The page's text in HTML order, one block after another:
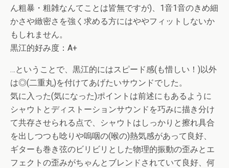
ん粗暴・粗雑なんてことは皆無ですが)、1音1音のきめ細
かさや緻密さを強く求める方にはややフィットしないか
もしれません。
黒江的好み度：A+
…ということで、黒江的にはスピード感(も惜しい！)以外
は◎(二重丸)を付けてあげたいサウンドでした。
気に入った(気になった)ポイントは前述にもあるように
シャウトとディストーションサウンドを巧みに描き分け
て共存させられる点で、シャウトはしっかりと擦れ具合
を出しつつも唸りや嗚咽の(喉の)熱気感があって良好、
ギターも巻き弦のビリビリとした物理的振動の歪みとエ
フェクトの歪みがちゃんとブレンドされていて良好、何